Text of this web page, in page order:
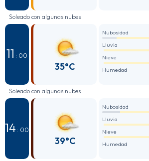
Soleado con algunas nubes
11 : 00
35°C
Nubosidad
Lluvia
Nieve
Humedad
Soleado con algunas nubes
14 : 00
39°C
Nubosidad
Lluvia
Nieve
Humedad